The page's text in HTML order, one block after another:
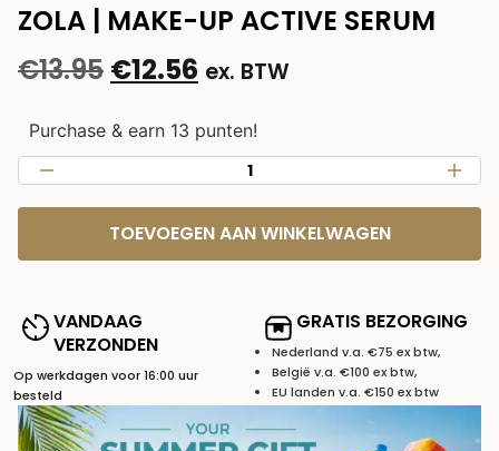
ZOLA | MAKE-UP ACTIVE SERUM
€13.95 €12.56 ex. BTW
Purchase & earn 13 punten!
TOEVOEGEN AAN WINKELWAGEN
VANDAAG
VERZONDEN
Op werkdagen voor 16:00 uur
besteld
GRATIS BEZORGING
Nederland v.a. €75 ex btw,
België v.a. €100 ex btw,
EU landen v.a. €150 ex btw